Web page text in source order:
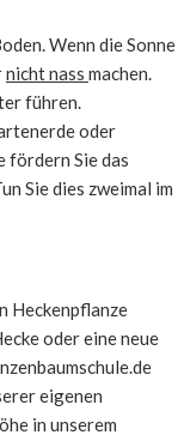
Wenn die Sonne
nicht nass machen.
führen.
oder
fördern Sie das
Sie dies zweimal im
Heckenpflanze
oder eine neue
eigenen
in unserem